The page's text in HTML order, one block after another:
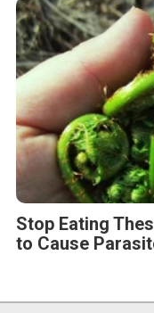
Stop Eating
to Cause